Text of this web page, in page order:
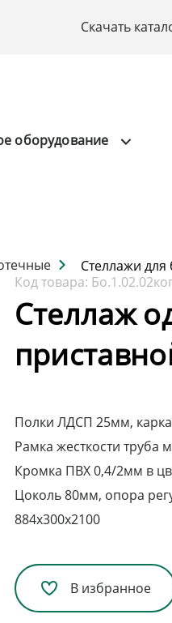
Скачать
оборудование
Стеллажи
Код товара: Бо.1.02.02
Стеллаж
Полки ЛДСП 25мм,
Рамка жесткости труба
Кромка ПВХ 0,4/2мм в
Цоколь 80мм, опора
884х300х2100
В избранное